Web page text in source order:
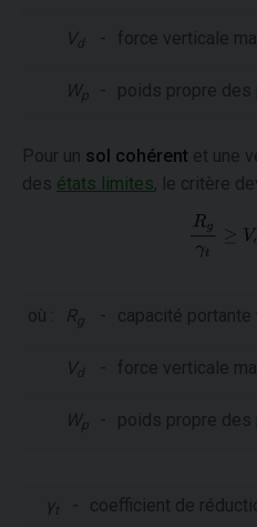
V d - force verticale
Wp - poids propre des
Pour un sol cohérent et une
des états limites, le critère
où : R g - capacité
V d - force verticale
Wp - poids propre des
γ t - coefficient de